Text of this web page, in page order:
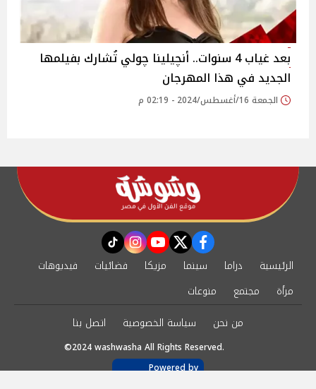
بعد غياب 4 سنوات.. أنچيلينا چولي تُشارك بفيلمها
الجديد في هذا المهرجان
الجمعة 16/أغسطس/2024 - 02:19 م
facebook
twitter
youtube
instagram
tiktok
الرئيسية دراما سينما مزيكا فضائيات
فيديوهات
مرأة
مجتمع
منوعات
من نحن
سياسة الخصوصية اتصل بنا
©2024 washwasha All Rights Reserved.
Powered by